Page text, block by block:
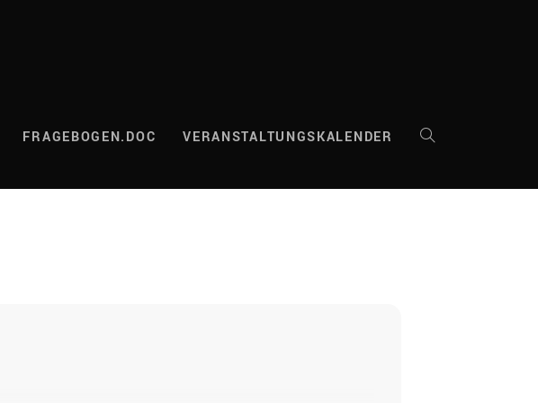
FRAGEBOGEN.DOC VERANSTALTUNGSKALENDER WEBSITE-